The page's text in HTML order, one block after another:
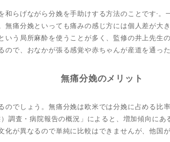
らげながら分娩を手助けする方法のことです·
無痛分娩といっても痛みの感じ方には個人差が大
いう局所麻酔を使うことが多く、監修の井上先生
で、おなかが張る感覚や赤ちゃんが産道を通った
無痛分娩のメリット
のでしょう。無痛分娩は欧米では分娩に占める比
調査・病院報告の概況」によると、増加傾向に
化が異なるので単純に比較はできませんが、他国